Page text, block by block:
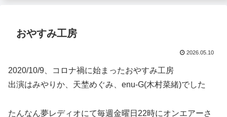
おやすみ工房
2026.05.10
2020/10/9、コロナ禍に始まったおやすみ工房
出演はみやりか、天埜めぐみ、enu-G(木村菜緒)でした
たんなん夢レディオにて毎週金曜日22時にオンエアーさ